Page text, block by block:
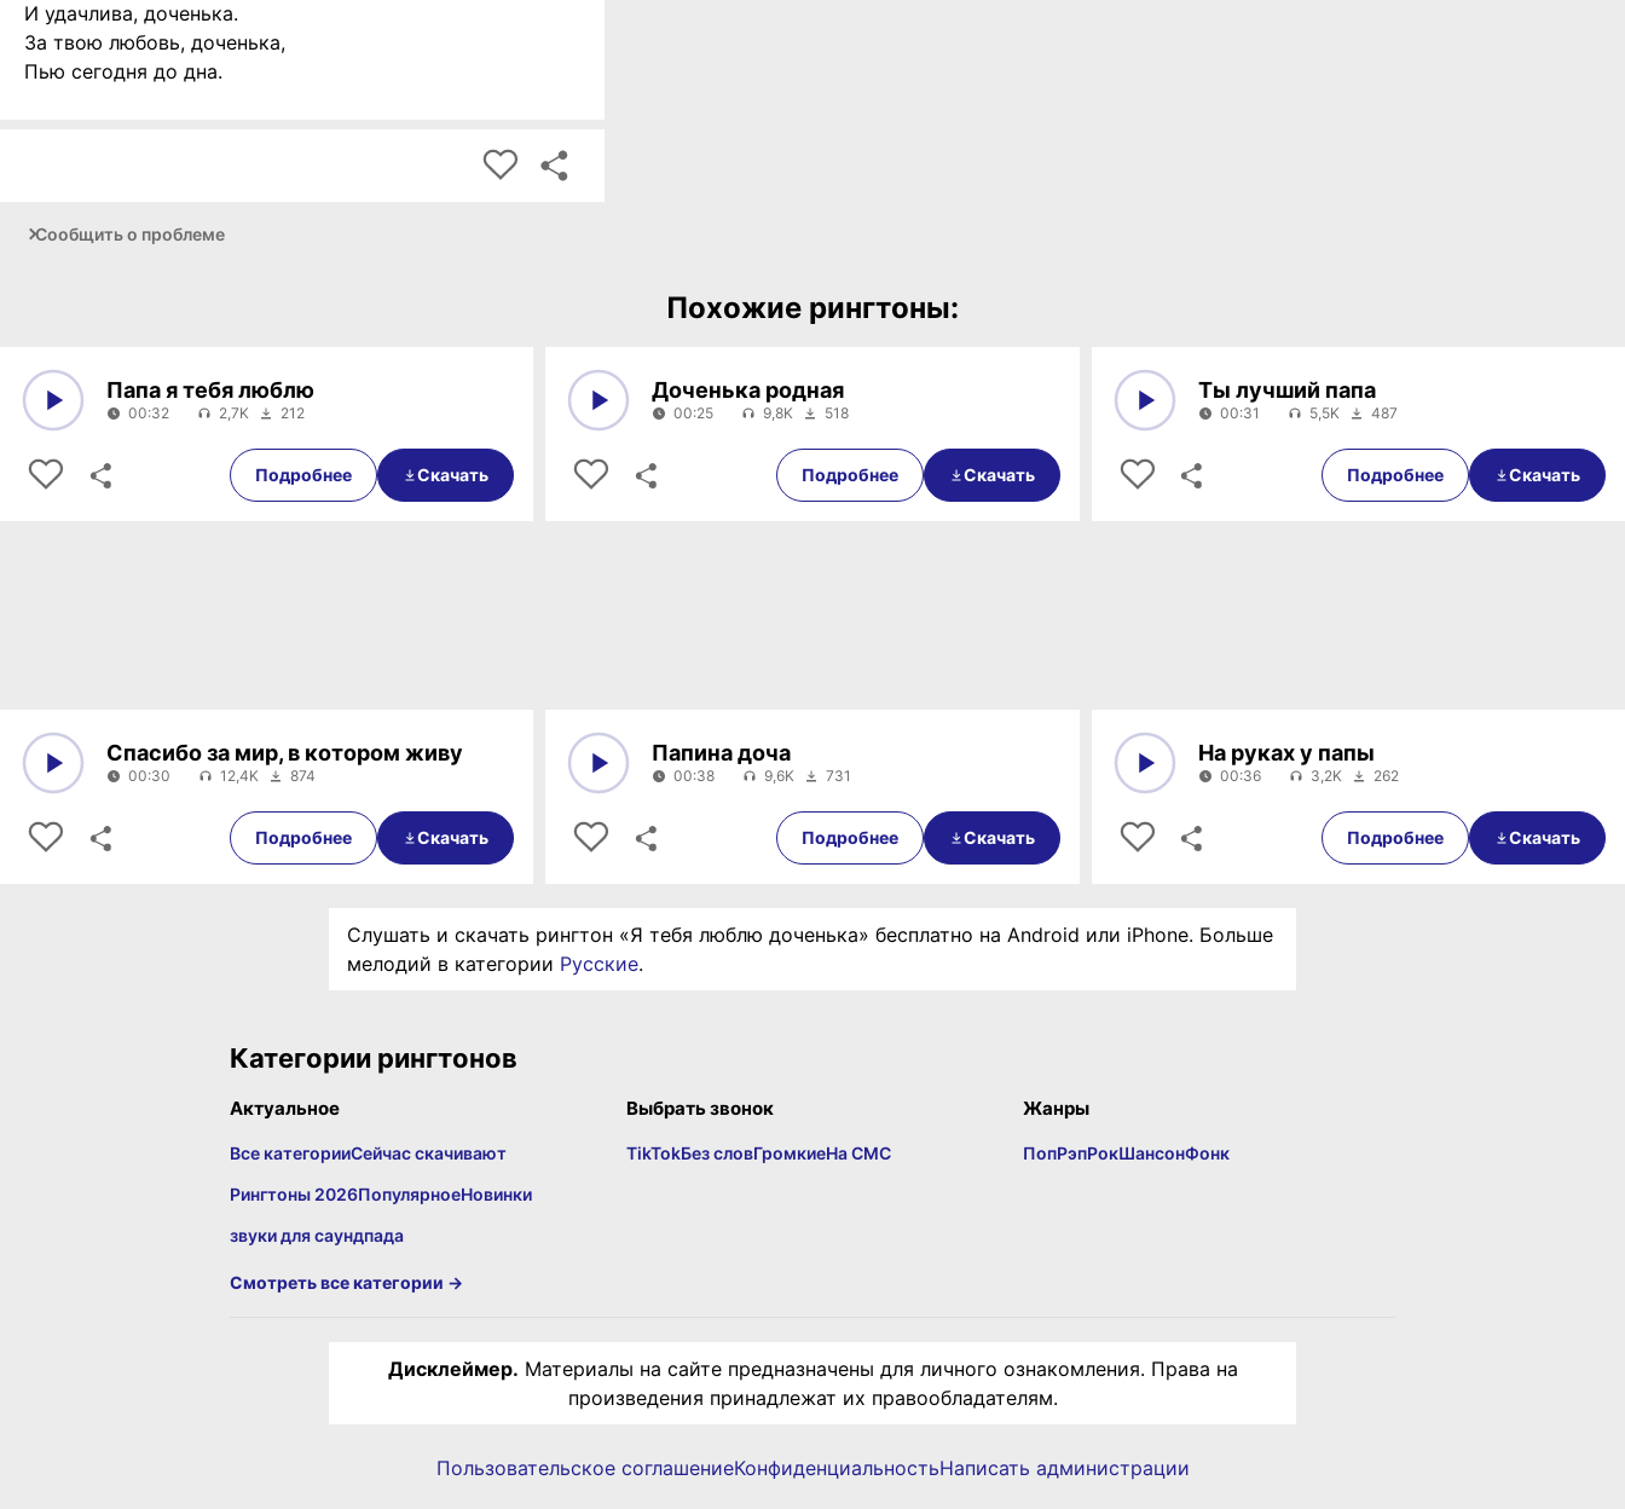
И удачлива, доченька.
За твою любовь, доченька,
Пью сегодня до дна.
Сообщить о проблеме
Похожие рингтоны:
00:32
Папа я тебя люблю
00:32 2,7K 212
Подробнее Скачать
00:25
Доченька родная
00:25 9,8K 518
Подробнее Скачать
00:31
Ты лучший папа
00:31 5,5K 487
Подробнее Скачать
00:30
Спасибо за мир, в котором живу
00:30 12,4K 874
Подробнее Скачать
00:38
Папина доча
00:38 9,6K 731
Подробнее Скачать
00:36
На руках у папы
00:36 3,2K 262
Подробнее Скачать
Слушать и скачать рингтон «Я тебя люблю доченька» бесплатно на Android или iPhone. Больше
мелодий в категории Русские.
Категории рингтонов
Актуальное
Все категорииСейчас скачивают
Рингтоны 2026ПопулярноеНовинки
звуки для саундпада
Выбрать звонок
TikTokБез словГромкиеНа СМС
Жанры
ПопРэпРокШансонФонк
Смотреть все категории →
Дисклеймер. Материалы на сайте предназначены для личного ознакомления. Права на
произведения принадлежат их правообладателям.
Пользовательское соглашениеКонфиденциальностьНаписать администрации